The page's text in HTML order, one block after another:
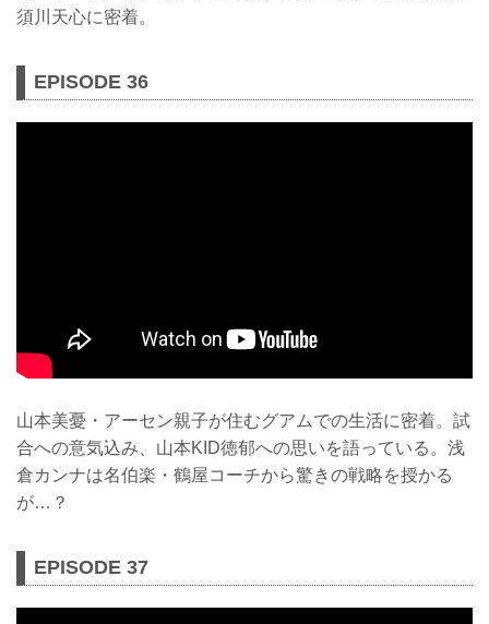
須川天心に密着。
EPISODE 36
山本美憂・アーセン親子が住むグアムでの生活に密着。試
合への意気込み、山本KID徳郁への思いを語っている。浅
倉カンナは名伯楽・鶴屋コーチから驚きの戦略を授かる
が…？
EPISODE 37